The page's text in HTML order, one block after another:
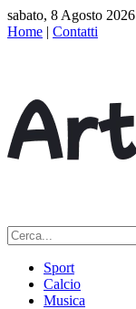
sabato, 8 Agosto 2026
Home | Contatti
Sport
Calcio
Musica